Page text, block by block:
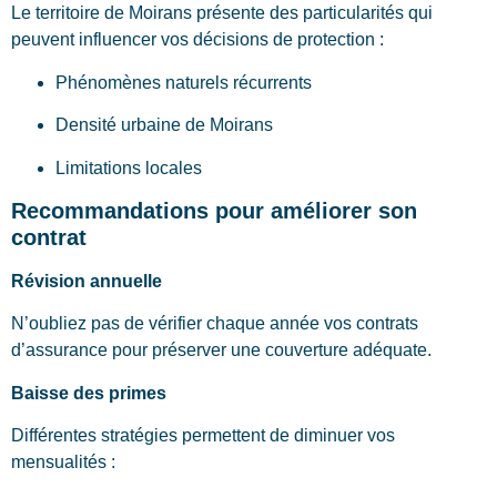
Le territoire de Moirans présente des particularités qui
peuvent influencer vos décisions de protection :
Phénomènes naturels récurrents
Densité urbaine de Moirans
Limitations locales
Recommandations pour améliorer son
contrat
Révision annuelle
N’oubliez pas de vérifier chaque année vos contrats
d’assurance pour préserver une couverture adéquate.
Baisse des primes
Différentes stratégies permettent de diminuer vos
mensualités :